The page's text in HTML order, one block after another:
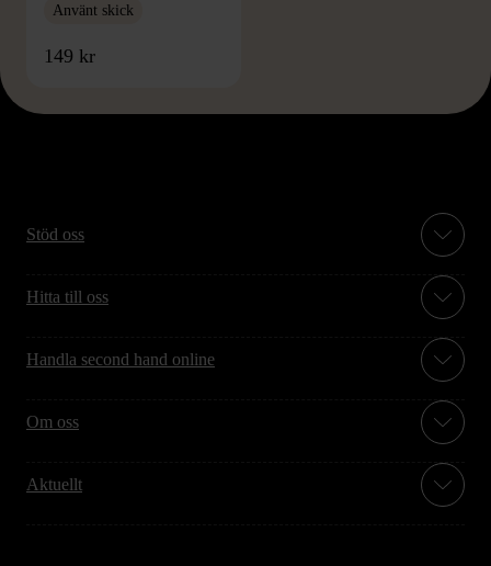
Använt skick
149 kr
Stöd oss
Hitta till oss
Handla second hand online
Om oss
Aktuellt